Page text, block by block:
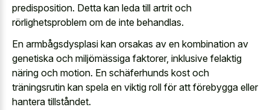
predisposition. Detta kan leda till artrit och
rörlighetsproblem om de inte behandlas.
En armbågsdysplasi kan orsakas av en kombination av
genetiska och miljömässiga faktorer, inklusive felaktig
näring och motion. En schäferhunds kost och
träningsrutin kan spela en viktig roll för att förebygga eller
hantera tillståndet.